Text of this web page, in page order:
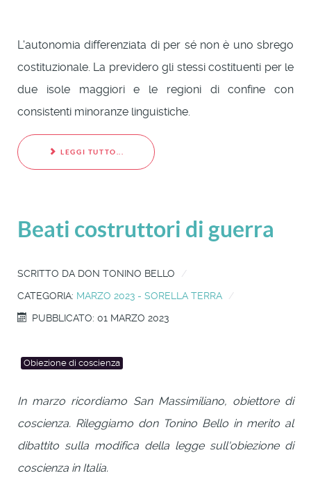
L'autonomia differenziata di per sé non è uno sbrego
costituzionale. La previdero gli stessi costituenti per le
due isole maggiori e le regioni di confine con
consistenti minoranze linguistiche.
LEGGI TUTTO...
Beati costruttori di guerra
SCRITTO DA DON TONINO BELLO
CATEGORIA: MARZO 2023 - SORELLA TERRA
PUBBLICATO: 01 MARZO 2023
Obiezione di coscienza
In marzo ricordiamo San Massimiliano, obiettore di
coscienza. Rileggiamo don Tonino Bello in merito al
dibattito sulla modifica della legge sull'obiezione di
coscienza in Italia.